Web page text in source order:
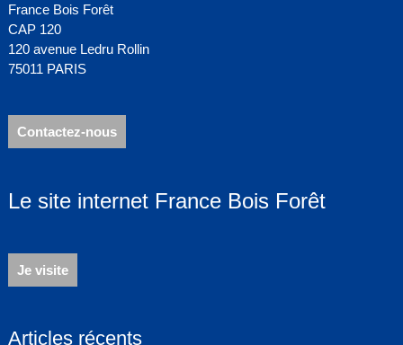
France Bois Forêt
CAP 120
120 avenue Ledru Rollin
75011 PARIS
Contactez-nous
Le site internet France Bois Forêt
Je visite
Articles récents